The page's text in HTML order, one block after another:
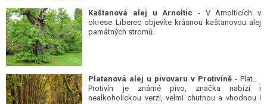
Kaštanová alej u Arnoltic - V Arnolticích v
okrese Liberec objevíte krásnou kaštanovou alej
památných stromů.
Platanová alej u pivovaru v Protivíně - Platan
Protivín je známé pivo, značka nabízí i
nealkoholickou verzi, velmi chutnou a vhodnou i